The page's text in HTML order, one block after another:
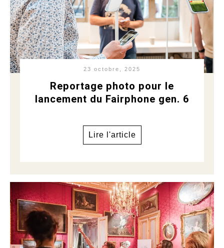
23 octobre, 2025
Reportage photo pour le
lancement du Fairphone gen. 6
Lire l'article